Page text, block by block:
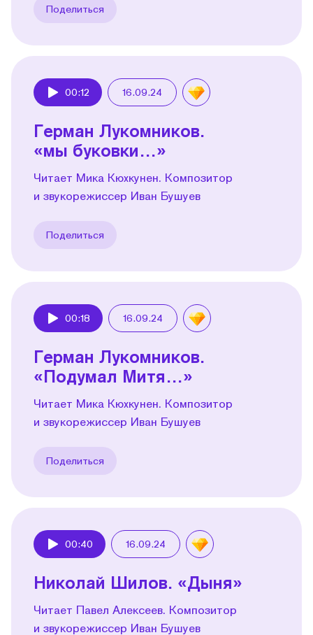
Поделиться
00:12 16.09.24
Герман Лукомников.
«мы буковки…»
Читает Мика Кюхкунен. Композитор
и звукорежиссер Иван Бушуев
Поделиться
00:18 16.09.24
Герман Лукомников.
«Подумал Митя…»
Читает Мика Кюхкунен. Композитор
и звукорежиссер Иван Бушуев
Поделиться
00:40 16.09.24
Николай Шилов. «Дыня»
Читает Павел Алексеев. Композитор
и звукорежиссер Иван Бушуев